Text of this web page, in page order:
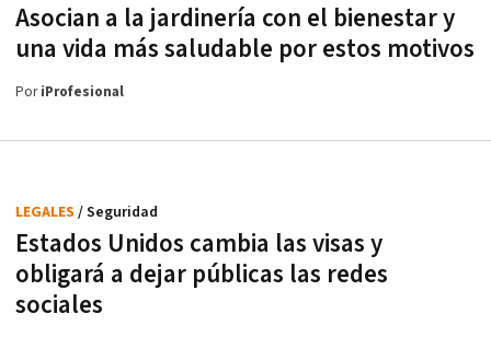
Asocian a la jardinería con el bienestar y
una vida más saludable por estos motivos
PoriProfesional
Estados Unidos cambia las visas y
obligará a dejar públicas las redes
sociales
LEGALES / Seguridad